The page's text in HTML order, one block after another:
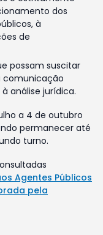
dos
à
de
possam suscitar
comunicação
análise jurídica.
a 4 de outubro
permanecer até
turno.
Agentes Públicos
pela